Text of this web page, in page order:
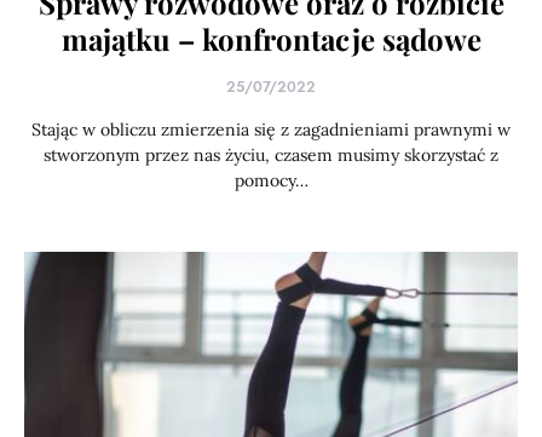
majątku – konfrontacje sądowe
25/07/2022
Stając w obliczu zmierzenia się z zagadnieniami prawnymi w
stworzonym przez nas życiu, czasem musimy skorzystać z
pomocy…